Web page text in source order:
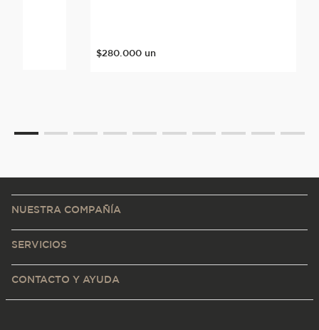
$280.000 un
NUESTRA COMPAÑÍA
SERVICIOS
CONTACTO Y AYUDA